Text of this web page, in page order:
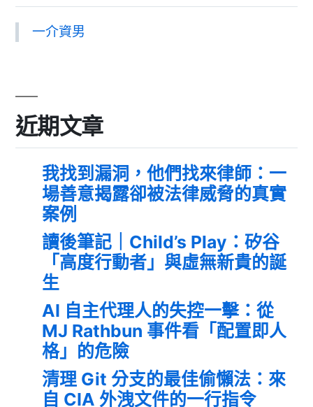
一介資男
近期文章
我找到漏洞，他們找來律師：一
場善意揭露卻被法律威脅的真實
案例
讀後筆記｜Child’s Play：矽谷
「高度行動者」與虛無新貴的誕
生
AI 自主代理人的失控一擊：從
MJ Rathbun 事件看「配置即人
格」的危險
清理 Git 分支的最佳偷懶法：來
自 CIA 外洩文件的一行指令